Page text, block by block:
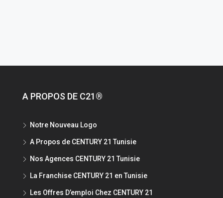
A PROPOS DE C21®
Notre Nouveau Logo
A Propos de CENTURY 21 Tunisie
Nos Agences CENTURY 21 Tunisie
La Franchise CENTURY 21 en Tunisie
Les Offres D’emploi Chez CENTURY 21